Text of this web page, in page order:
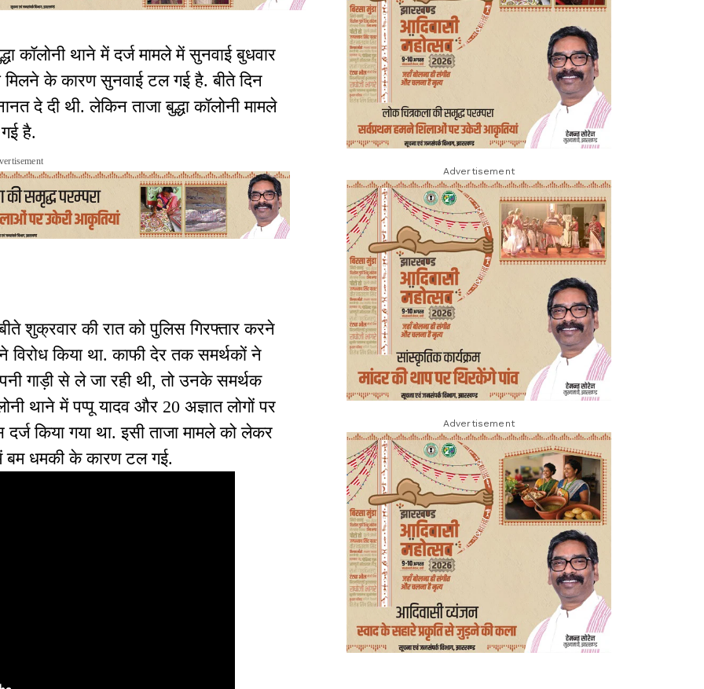
कॉलोनी थाने में दर्ज मामले में सुनवाई बुधवार
के कारण सुनवाई टल गई है. बीते दिन
दे दी थी. लेकिन ताजा बुद्धा कॉलोनी मामले
है.
शुक्रवार की रात को पुलिस गिरफ्तार करने
विरोध किया था. काफी देर तक समर्थकों ने
गाड़ी से ले जा रही थी, तो उनके समर्थक
थाने में पप्पू यादव और 20 अज्ञात लोगों पर
किया गया था. इसी ताजा मामले को लेकर
में बम धमकी के कारण टल गई.
Advertisement
Advertisement